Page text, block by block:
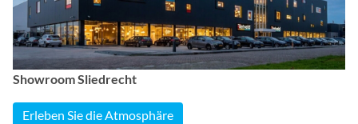
Showroom Sliedrecht
Erleben Sie die Atmosphäre